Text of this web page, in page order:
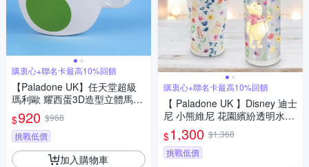
購衷心+聯名卡最高10%回饋
【Paladone UK】任天堂超級
瑪利歐 耀西蛋3D造型立體馬克
杯(500ml)
$920 $968
挑戰低價
加入購物車
購衷心+聯名卡最高10%回饋
【 Paladone UK 】Disney 迪士
尼 小熊維尼 花園繽紛透明水杯
咖啡杯 隨行杯套組禮盒
$1,300 $1,368
挑戰低價